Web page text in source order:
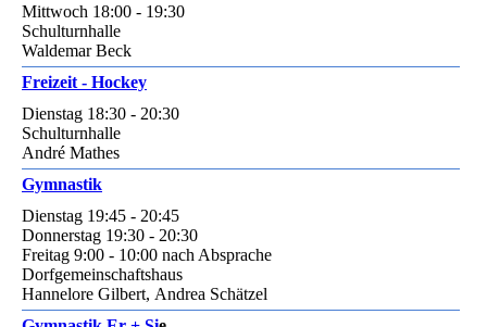
Mittwoch 18:00 - 19:30
Schulturnhalle
Waldemar Beck
Freizeit - Hockey
Dienstag 18:30 - 20:30
Schulturnhalle
André Mathes
Gymnastik
Dienstag 19:45 - 20:45
Donnerstag 19:30 - 20:30
Freitag 9:00 - 10:00 nach Absprache
Dorfgemeinschaftshaus
Hannelore Gilbert, Andrea Schätzel